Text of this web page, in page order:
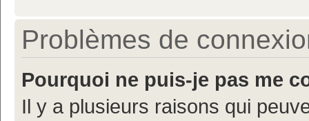
Problèmes de
Pourquoi ne puis-je pas me
Il y a plusieurs raisons qui